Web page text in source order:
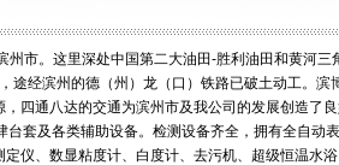
市。这里深处中国第二大油田-胜利油田和黄河三
经滨州的德（州）龙（口）铁路已破土动工。滨
四通八达的交通为滨州市及我公司的发展创造了良
套及各类辅助设备。检测设备齐全，拥有全自动
仪、数显粘度计、白度计、去污机、超级恒温水